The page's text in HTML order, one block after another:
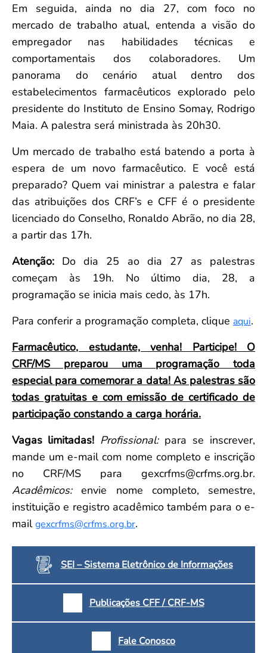
Em seguida, ainda no dia 27, com foco no
mercado de trabalho atual, entenda a visão do
empregador nas habilidades técnicas e
comportamentais dos colaboradores. Um
panorama do cenário atual dentro dos
estabelecimentos farmacêuticos explorado pelo
presidente do Instituto de Ensino Somay, Rodrigo
Maia. A palestra será ministrada às 20h30.
Um mercado de trabalho está batendo a porta à
espera de um novo farmacêutico. E você está
preparado? Quem vai ministrar a palestra e falar
das atribuições dos CRF’s e CFF é o presidente
licenciado do Conselho, Ronaldo Abrão, no dia 28,
a partir das 17h.
Atenção: Do dia 25 ao dia 27 as palestras
começam às 19h. No último dia, 28, a
programação se inicia mais cedo, às 17h.
Para conferir a programação completa, clique aqui.
Farmacêutico, estudante, venha! Participe! O
CRF/MS preparou uma programação toda
especial para comemorar a data! As palestras são
todas gratuitas e com emissão de certificado de
participação constando a carga horária.
Vagas limitadas! Profissional:para se inscrever,
mande um e-mail com nome completo e inscrição
no CRF/MS para gexcrfms@crfms.org.br.
Acadêmicos:envie nome completo, semestre,
instituição e registro acadêmico também para o e-
mailgexcrfms@crfms.org.br.
SEI – Sistema Eletrônico de Informações
Publicações CFF / CRF-MS
Fale Conosco